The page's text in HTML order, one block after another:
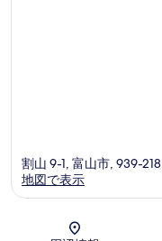
割山 9-1, 富山市, 939-218
地図で表示